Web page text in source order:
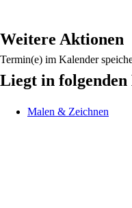
Weitere Aktionen
Termin(e) im Kalender
Liegt in folgenden
Malen & Zeichnen